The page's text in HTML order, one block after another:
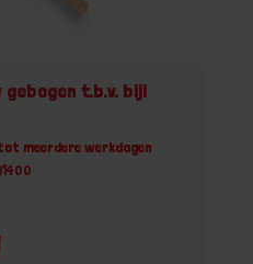
gebogen t.b.v. bijl
meerdere werkdagen